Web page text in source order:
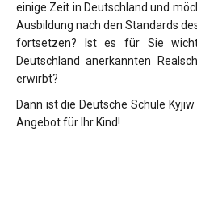
einige Zeit in Deutschland und
Ausbildung nach den Standards
fortsetzen? Ist es für Sie
Deutschland anerkannten
erwirbt?
Dann ist die Deutsche Schule
Angebot für Ihr Kind!